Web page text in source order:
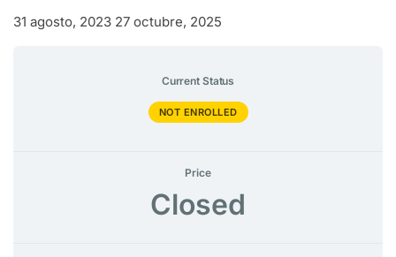
31 agosto, 2023 27 octubre, 2025
Current Status
NOT ENROLLED
Price
Closed